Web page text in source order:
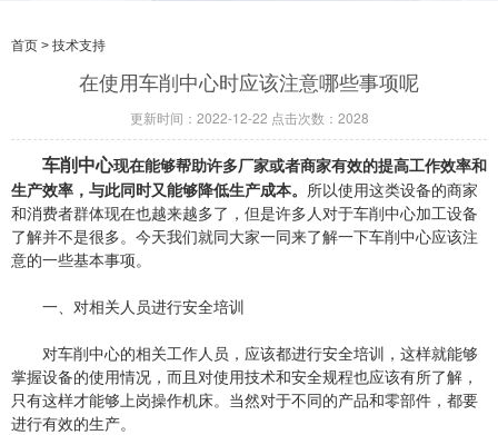
首页 > 技术支持
在使用车削中心时应该注意哪些事项呢
更新时间：2022-12-22 点击次数：2028
车削中心现在能够帮助许多厂家或者商家有效的提高工作效率和
生产效率，与此同时又能够降低生产成本。 所以使用这类设备的商家
和消费者群体现在也越来越多了，但是许多人对于车削中心加工设备
了解并不是很多。今天我们就同大家一同来了解一下车削中心应该注
意的一些基本事项。
一、对相关人员进行安全培训
对车削中心的相关工作人员，应该都进行安全培训，这样就能够
掌握设备的使用情况，而且对使用技术和安全规程也应该有所了解，
只有这样才能够上岗操作机床。当然对于不同的产品和零部件，都要
进行有效的生产。